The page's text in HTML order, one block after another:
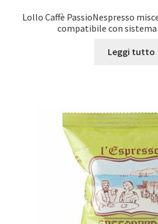
Lollo Caffè PassioNespresso
compatibile con sistema
Leggi tutto